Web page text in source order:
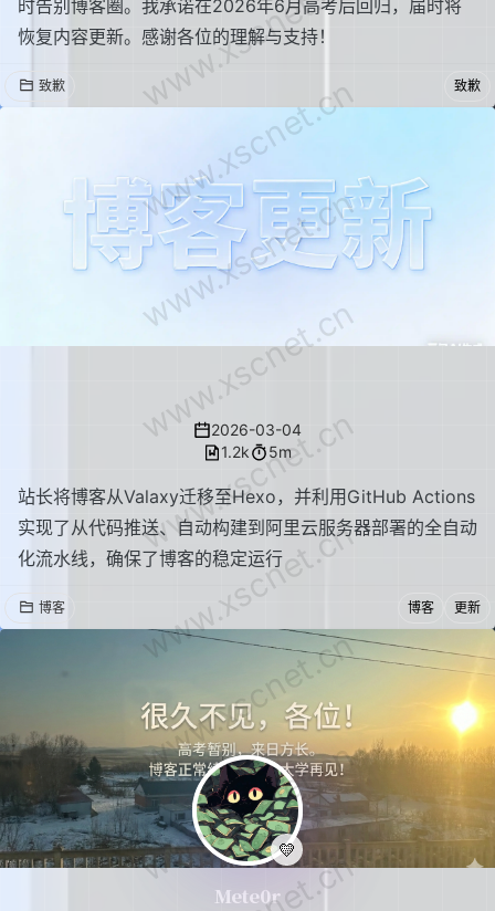
💛
Mete0r
时告别博客圈。我承诺在2026年6月高考后回归，届时将
恢复内容更新。感谢各位的理解与支持！
致歉 致歉
博客框架更新！
2026-03-04
1.2k
5m
站长将博客从Valaxy迁移至Hexo，并利用GitHub Actions
实现了从代码推送、自动构建到阿里云服务器部署的全自动
化流水线，确保了博客的稳定运行
博客 博客 更新
www.xscnet.cn
www.xscnet.cn
www.xscnet.cn
www.xscnet.cn
www.xscnet.cn
www.xscnet.cn
www.xscnet.cn
www.xscnet.cn